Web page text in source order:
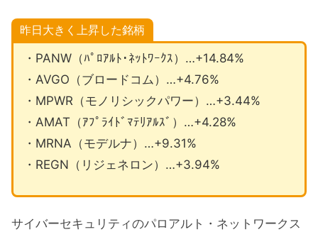
昨日大きく上昇した銘柄
・PANW（ﾊﾟﾛｱﾙﾄ･ﾈｯﾄﾜｰｸｽ）…+14.84%
・AVGO（ブロードコム）…+4.76%
・MPWR（モノリシックパワー）…+3.44%
・AMAT（ｱﾌﾟﾗｲﾄﾞﾏﾃﾘｱﾙｽﾞ）…+4.28%
・MRNA（モデルナ）…+9.31%
・REGN（リジェネロン）…+3.94%
サイバーセキュリティのパロアルト・ネットワークス